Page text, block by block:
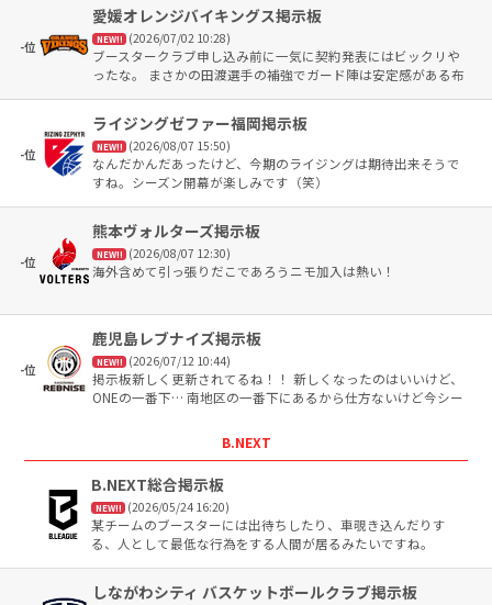
-位
愛媛オレンジバイキングス掲示板
NEW!! (2026/07/02 10:28)
ブースタークラブ申し込み前に一気に契約発表にはビックリや
ったな。 まさかの田渡選手の補強でガード陣は安定感がある布
バルトで確定だろうな😆
-位
ライジングゼファー福岡掲示板
NEW!! (2026/08/07 15:50)
なんだかんだあったけど、今期のライジングは期待出来そうで
すね。シーズン開幕が楽しみです（笑）
-位
熊本ヴォルターズ掲示板
NEW!! (2026/08/07 12:30)
海外含めて引っ張りだこであろうニモ加入は熱い！
-位
鹿児島レブナイズ掲示板
NEW!! (2026/07/12 10:44)
掲示板新しく更新されてるね！！ 新しくなったのはいいけど、
ONEの一番下… 南地区の一番下にあるから仕方ないけど今シー
上に持ってきたいですね。
B.NEXT
B.NEXT総合掲示板
NEW!! (2026/05/24 16:20)
某チームのブースターには出待ちしたり、車覗き込んだりす
る、人として最低な行為をする人間が居るみたいですね。
しながわシティ バスケットボールクラブ掲示板